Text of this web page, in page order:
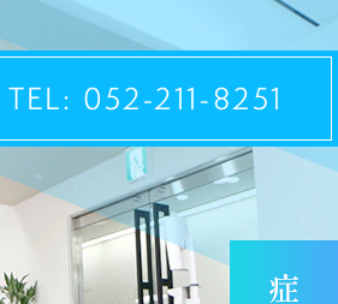
TEL: 052-211-8251